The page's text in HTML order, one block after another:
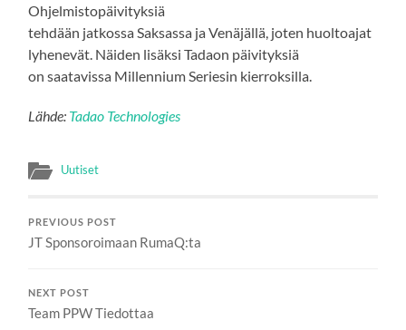
Ohjelmistopäivityksiä
tehdään jatkossa Saksassa ja Venäjällä, joten huoltoajat
lyhenevät. Näiden lisäksi Tadaon päivityksiä
on saatavissa Millennium Seriesin kierroksilla.
Lähde: Tadao Technologies
Uutiset
PREVIOUS POST
JT Sponsoroimaan RumaQ:ta
NEXT POST
Team PPW Tiedottaa